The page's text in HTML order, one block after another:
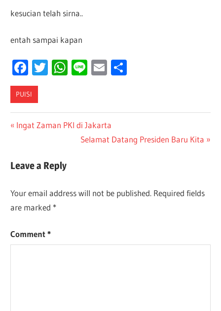
kesucian telah sirna..
entah sampai kapan
Facebook
Twitter
WhatsApp
LineEmail
PUISI
Post
Previous
Ingat Zaman PKI di Jakarta
Next
Selamat Datang Presiden Baru Kita
Leave a Reply
Your email address will not be published. Required fields
are marked *
Comment*